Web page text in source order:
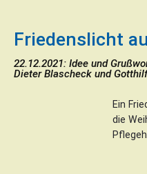
Friedenslicht
22.12.2021: Idee und
Dieter Blascheck und
Ein
die